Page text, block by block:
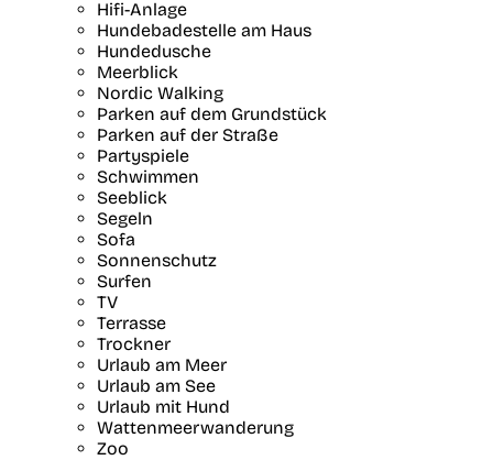
Hifi-Anlage
Hundebadestelle am Haus
Hundedusche
Meerblick
Nordic Walking
Parken auf dem Grundstück
Parken auf der Straße
Partyspiele
Schwimmen
Seeblick
Segeln
Sofa
Sonnenschutz
Surfen
TV
Terrasse
Trockner
Urlaub am Meer
Urlaub am See
Urlaub mit Hund
Wattenmeerwanderung
Zoo